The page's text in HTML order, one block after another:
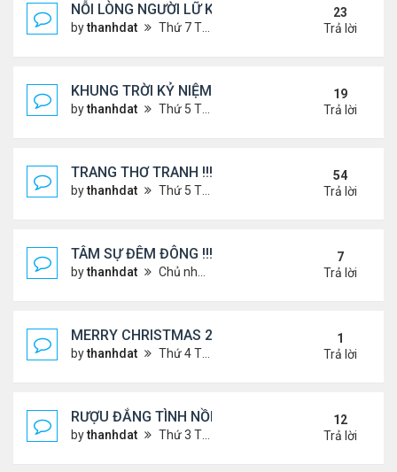
NỖI LÒNG NGƯỜI LỮ KHÁCH !!!
bythanhdat Thứ 7 Tháng 6 29, 2024 5:28 pm
23
Trả lời
KHUNG TRỜI KỶ NIỆM !
bythanhdat Thứ 5 Tháng 6 27, 2024 9:56 am
19
Trả lời
TRANG THƠ TRANH !!!
bythanhdat Thứ 5 Tháng 6 27, 2024 3:38 pm
54
Trả lời
TÂM SỰ ĐÊM ĐÔNG !!!
bythanhdat Chủ nhật Tháng 12 15, 2024 9:37 am
7
Trả lời
MERRY CHRISTMAS 2025 & HAPPY NEW YEAR
bythanhdat Thứ 4 Tháng 12 24, 2025 1:30 pm
1
Trả lời
RƯỢU ĐẮNG TÌNH NỒNG !!!
bythanhdat Thứ 3 Tháng 8 06, 2024 3:49 pm
12
Trả lời